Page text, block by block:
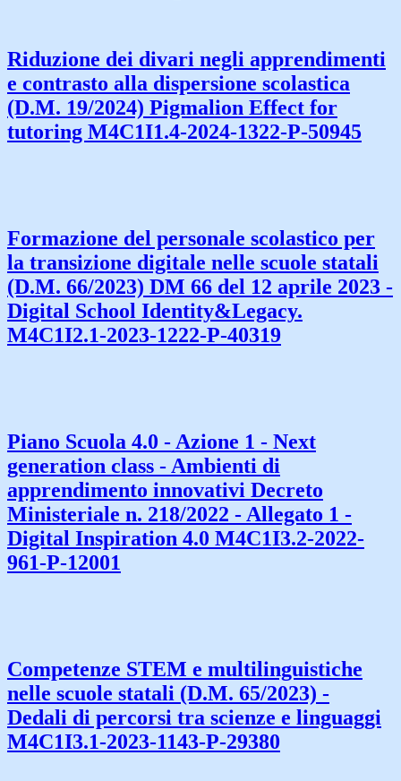
Riduzione dei divari negli apprendimenti
e contrasto alla dispersione scolastica
(D.M. 19/2024) Pigmalion Effect for
tutoring M4C1I1.4-2024-1322-P-50945
Formazione del personale scolastico per
la transizione digitale nelle scuole statali
(D.M. 66/2023) DM 66 del 12 aprile 2023 -
Digital School Identity&Legacy.
M4C1I2.1-2023-1222-P-40319
Piano Scuola 4.0 - Azione 1 - Next
generation class - Ambienti di
apprendimento innovativi Decreto
Ministeriale n. 218/2022 - Allegato 1 -
Digital Inspiration 4.0 M4C1I3.2-2022-
961-P-12001
Competenze STEM e multilinguistiche
nelle scuole statali (D.M. 65/2023) -
Dedali di percorsi tra scienze e linguaggi
M4C1I3.1-2023-1143-P-29380